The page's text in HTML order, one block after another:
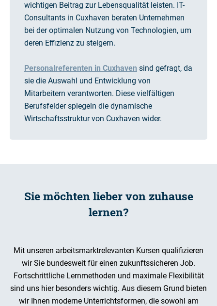
wichtigen Beitrag zur Lebensqualität leisten. IT-
Consultants in Cuxhaven beraten Unternehmen
bei der optimalen Nutzung von Technologien, um
deren Effizienz zu steigern.
Personalreferenten in Cuxhaven sind gefragt, da
sie die Auswahl und Entwicklung von
Mitarbeitern verantworten. Diese vielfältigen
Berufsfelder spiegeln die dynamische
Wirtschaftsstruktur von Cuxhaven wider.
Sie möchten lieber von zuhause
lernen?
Mit unseren arbeitsmarktrelevanten Kursen qualifizieren
wir Sie bundesweit für einen zukunftssicheren Job.
Fortschrittliche Lernmethoden und maximale Flexibilität
sind uns hier besonders wichtig. Aus diesem Grund bieten
wir Ihnen moderne Unterrichtsformen, die sowohl am